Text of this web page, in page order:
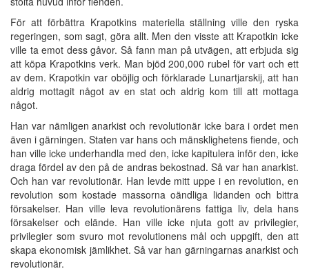
För att förbättra Krapotkins materiella ställning ville den ryska
regeringen, som sagt, göra allt. Men den visste att Krapotkin icke
ville ta emot dess gåvor. Så fann man på utvägen, att erbjuda sig
att köpa Krapotkins verk. Man bjöd 200,000 rubel för vart och ett
av dem. Krapotkin var oböjlig och förklarade Lunartjarskij, att han
aldrig mottagit något av en stat och aldrig kom till att mottaga
något.
Han var nämligen anarkist och revolutionär icke bara i ordet men
även i gärningen. Staten var hans och mänsklighetens fiende, och
han ville icke underhandla med den, icke kapitulera inför den, icke
draga fördel av den på de andras bekostnad. Så var han anarkist.
Och han var revolutionär. Han levde mitt uppe i en revolution, en
revolution som kostade massorna oändliga lidanden och bittra
försakelser. Han ville leva revolutionärens fattiga liv, dela hans
försakelser och elände. Han ville icke njuta gott av privilegier,
privilegier som svuro mot revolutionens mål och uppgift, den att
skapa ekonomisk jämlikhet. Så var han gärningarnas anarkist och
revolutionär.